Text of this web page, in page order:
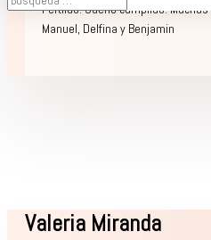
Fertilab. Sueño cumplido.
Manuel, Delfina y Benjamin
Valeria Miranda